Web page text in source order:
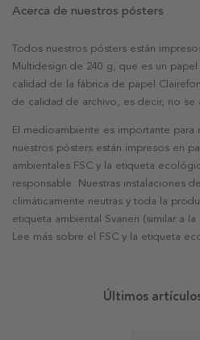
Acerca de nuestros pósters
Todos nuestros pósters están
Multidesign de 240 g, que es un
calidad de la fábrica de papel
de calidad de archivo, es decir, no se
El medioambiente es importante
nuestros pósters están impresos en
ambientales FSC y la etiqueta
responsable. Nuestras instalaciones
climáticamente neutras y toda la
etiqueta ambiental Svanen (similar a
Lee más sobre el FSC y la etiqueta
Últimos